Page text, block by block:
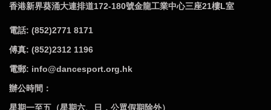
香港新界葵涌大連排道172-180號金龍工業中心三座21樓L室
電話: (852)2771 8171
傅真: (852)2312 1196
電郵: info@dancesport.org.hk
辦公時間：
星期一至五（星期六、日，公眾假期除外）